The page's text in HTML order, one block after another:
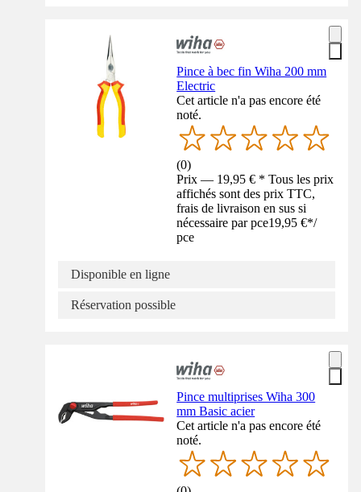
Pince à bec fin Wiha 200 mm
Electric
Cet article n'a pas encore été
noté.
(0)
Prix — 19,95 € * Tous les prix
affichés sont des prix TTC,
frais de livraison en sus si
nécessaire par pce19,95 €*/
pce
Disponible en ligne
Réservation possible
Pince multiprises Wiha 300
mm Basic acier
Cet article n'a pas encore été
noté.